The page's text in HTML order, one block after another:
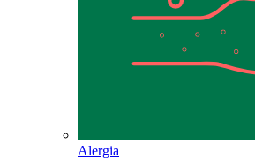
Alergia